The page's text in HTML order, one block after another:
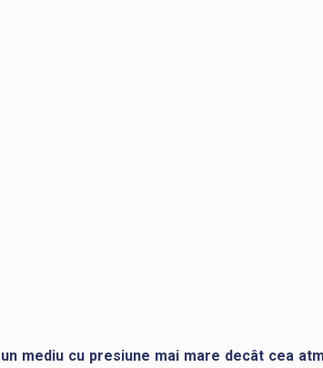
mediu cu presiune mai mare decât cea